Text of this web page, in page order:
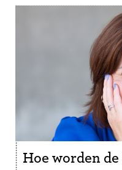
Hoe worden